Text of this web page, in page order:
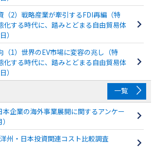
（2）戦略産業が牽引するFDI再編（特
化する時代に、踏みとどまる自由貿易体
）
（1）世界のEV市場に変容の兆し（特
化する時代に、踏みとどまる自由貿易体
）
一覧
本企業の海外事業展開に関するアンケー
州・日本投資関連コスト比較調査